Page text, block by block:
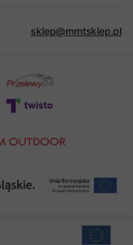
sklep@mmtsklep.pl